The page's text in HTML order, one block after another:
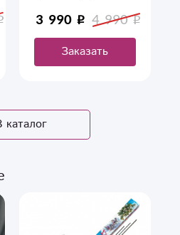
качестве подарка
любимым друзьям и
родственникам.
3 990 4 990
Заказать
каталог